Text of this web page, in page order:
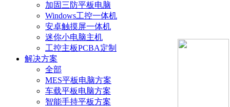
加固三防平板电脑
Windows工控一体机
安卓触摸屏一体机
迷你小电脑主机
工控主板PCBA定制
解决方案
全部
MES平板电脑方案
车载平板电脑方案
智能手持平板方案